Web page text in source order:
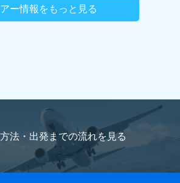
ー情報をもっと見る
法・出発までの流れを見る